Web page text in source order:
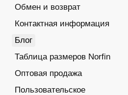
Обмен и возврат
Контактная информация
Блог
Таблица размеров Norfin
Оптовая продажа
Пользовательское